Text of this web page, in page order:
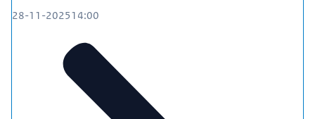
28-11-202514:00